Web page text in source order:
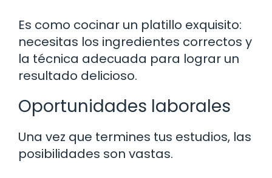
Es como cocinar un platillo exquisito:
necesitas los ingredientes correctos y
la técnica adecuada para lograr un
resultado delicioso.
Oportunidades laborales
Una vez que termines tus estudios, las
posibilidades son vastas.